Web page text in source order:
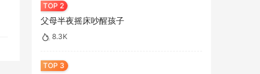
父母半夜摇床吵醒孩子
8.3K